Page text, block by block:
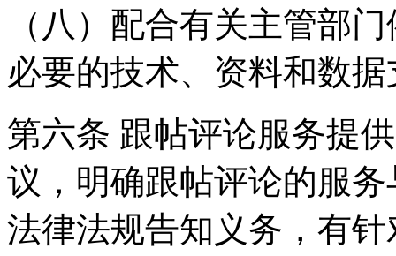
（八）配合有关主管部
必要的技术、资料和数
第六条 跟帖评论服务提
议，明确跟帖评论的服
法律法规告知义务，有